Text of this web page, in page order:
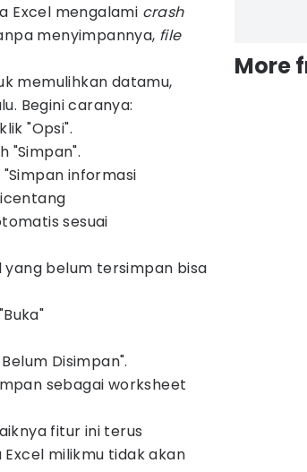
Excel mengalami crash
menyimpannya, file
memulihkan datamu,
Begini caranya:
"Opsi".
"Simpan".
informasi
sesuai
yang belum tersimpan bisa
Disimpan".
sebagai worksheet
fitur ini terus
milikmu tidak akan
More